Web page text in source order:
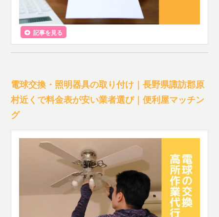
記事を見る
電球交換・照明器具の取り付け｜長野県諏訪郡原
村近くで料金表が安い業者選び｜便利屋マッチン
グ